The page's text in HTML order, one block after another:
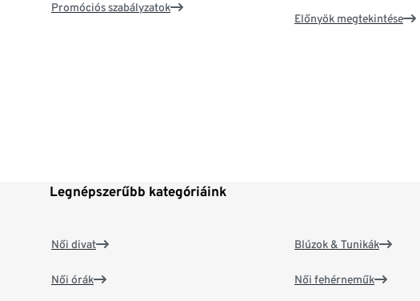
Promóciós szabályzatok
Előnyök megtekintése
Legnépszerűbb kategóriáink
Női divat
Női órák
Blúzok & Tunikák
Női fehérneműk